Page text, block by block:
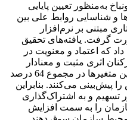
به‌منظور تعیین پایایی
و شناسایی روابط علی بین
مبتنی بر نرم‌افزار
گرفت. یافته‌های تحقیق
که اعتماد و معنویت در
اثری مثبت و معنادار
دارد. همچنین یافته‌ها نشان داد که این متغیرها در مجموع 64 درصد
پیش‌بینی می‌کنند. بنابراین
تسهیم و به اشتراک‌گذاری
را به سمت افزایش